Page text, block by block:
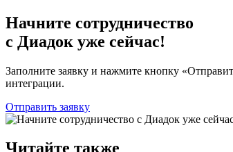
Начните сотрудничество
с Диадок уже сейчас!
Заполните заявку и нажмите кнопку
интеграции.
Отправить заявку
Читайте также